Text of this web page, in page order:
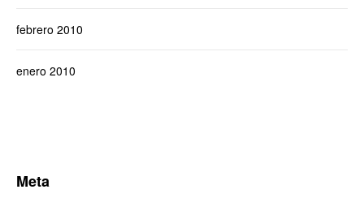
febrero 2010
enero 2010
Meta